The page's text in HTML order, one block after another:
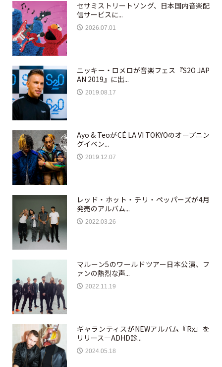
セサミストリートソング、日本国内音楽配
信サービスに...
2026.07.01
ニッキー・ロメロが音楽フェス『S2O JAP
AN 2019』に出...
2019.08.17
Ayo & TeoがCÉ LA VI TOKYOのオープニン
グイベン...
2019.12.07
レッド・ホット・チリ・ペッパーズが4月
発売のアルバム...
2022.03.26
マルーン5のワールドツアー日本公演、フ
ァンの熱烈な声...
2022.11.19
ギャランティスがNEWアルバム『Rx』を
リリース—ADHD診...
2024.05.18